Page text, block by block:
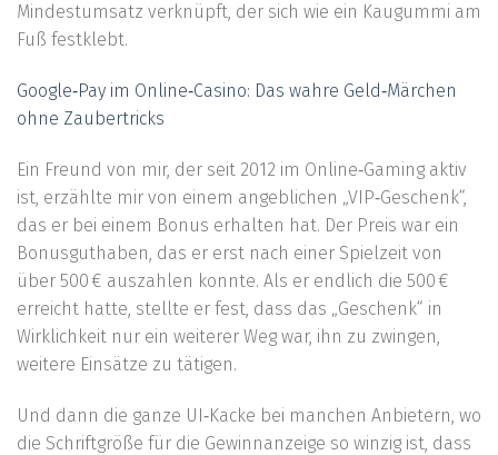
Mindestumsatz verknüpft, der sich wie ein Kaugummi am
Fuß festklebt.
Google‑Pay im Online‑Casino: Das wahre Geld‑Märchen
ohne Zaubertricks
Ein Freund von mir, der seit 2012 im Online‑Gaming aktiv
ist, erzählte mir von einem angeblichen „VIP‑Geschenk“,
das er bei einem Bonus erhalten hat. Der Preis war ein
Bonusguthaben, das er erst nach einer Spielzeit von
über 500 € auszahlen konnte. Als er endlich die 500 €
erreicht hatte, stellte er fest, dass das „Geschenk“ in
Wirklichkeit nur ein weiterer Weg war, ihn zu zwingen,
weitere Einsätze zu tätigen.
Und dann die ganze UI‑Kacke bei manchen Anbietern, wo
die Schriftgröße für die Gewinnanzeige so winzig ist, dass